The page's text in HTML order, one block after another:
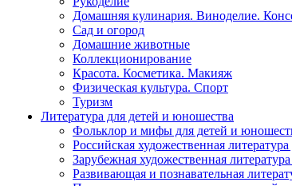
Домашняя кулинария. Виноделие.
Сад и огород
Домашние животные
Коллекционирование
Красота. Косметика. Макияж
Физическая культура. Спорт
Туризм
Литература для детей и юношества
Фольклор и мифы для детей и
Российская художественная
Зарубежная художественная
Развивающая и познавательная